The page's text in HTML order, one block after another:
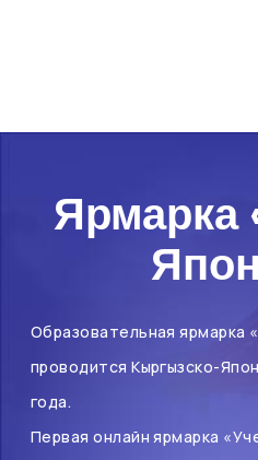
Ярмарка
Образовательная ярмарка
проводится Кыргызско-
года.
Первая онлайн ярмарка